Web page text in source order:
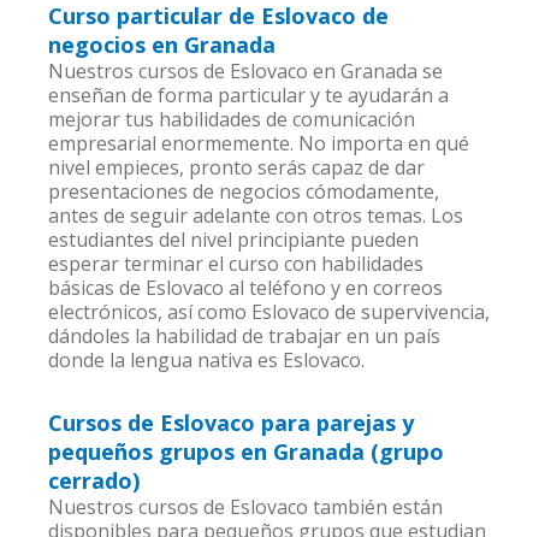
Curso particular de Eslovaco de
negocios en Granada
Nuestros cursos de Eslovaco en Granada se
enseñan de forma particular y te ayudarán a
mejorar tus habilidades de comunicación
empresarial enormemente. No importa en qué
nivel empieces, pronto serás capaz de dar
presentaciones de negocios cómodamente,
antes de seguir adelante con otros temas. Los
estudiantes del nivel principiante pueden
esperar terminar el curso con habilidades
básicas de Eslovaco al teléfono y en correos
electrónicos, así como Eslovaco de supervivencia,
dándoles la habilidad de trabajar en un país
donde la lengua nativa es Eslovaco.
Cursos de Eslovaco para parejas y
pequeños grupos en Granada (grupo
cerrado)
Nuestros cursos de Eslovaco también están
disponibles para pequeños grupos que estudian